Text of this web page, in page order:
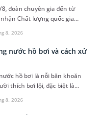
8, 2026
đoàn chuyên gia đến từ
Chất lượng quốc gia
và đánh giá cao nỗ lực duy trì
lượ...
8, 2026
nước hồ bơi và cách xử
hồ bơi là nỗi băn khoăn
thích bơi lội, đặc biệt là
thường xuyên bơi ở những
v...